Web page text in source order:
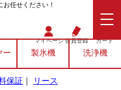
任せください！
マイページ会員登録 カート
ー 製氷機 洗浄機
保証 ｜ リース